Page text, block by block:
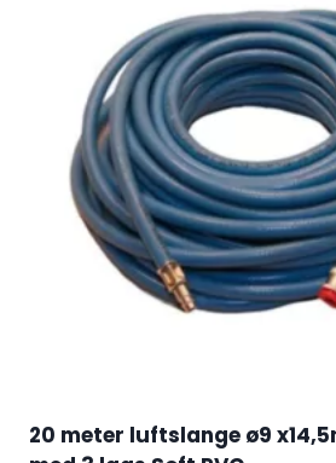
20 meter luftslange ø9